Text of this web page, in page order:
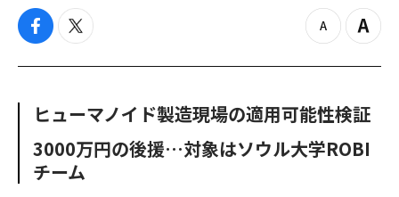
f
c
o
k
t
i
e
z
o
u
Z
o
n
ヒューマノイド製造現場の適用可能性検証
3000万円の後援…対象はソウル大学ROBI
チーム